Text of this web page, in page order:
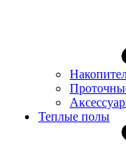
Теплые полы